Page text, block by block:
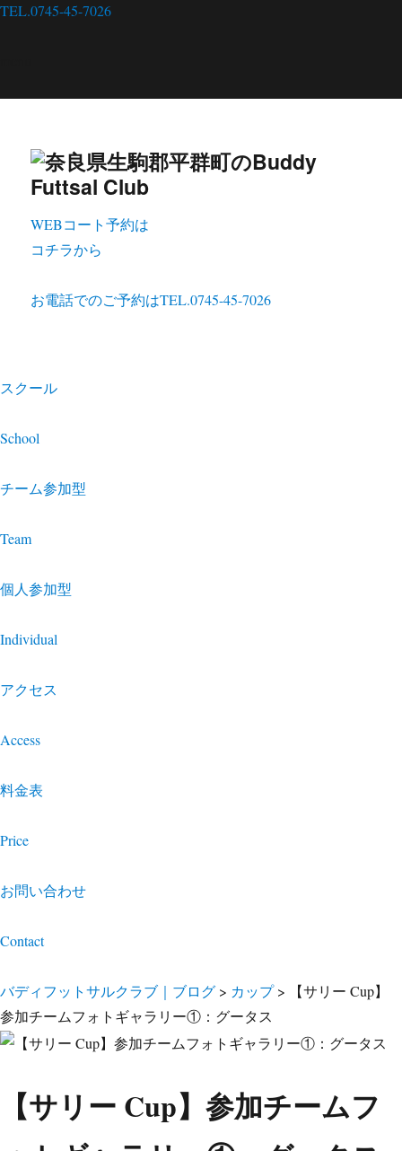
TEL.0745-45-7026
WEBコート予約は
コチラから
お電話でのご予約はTEL.0745-45-7026
スクール
School
チーム参加型
Team
個人参加型
Individual
アクセス
Access
料金表
Price
お問い合わせ
Contact
バディフットサルクラブ｜ブログ > カップ>
【サリー Cup】
参加チームフォトギャラリー①：グータス
【サリー Cup】参加チームフ